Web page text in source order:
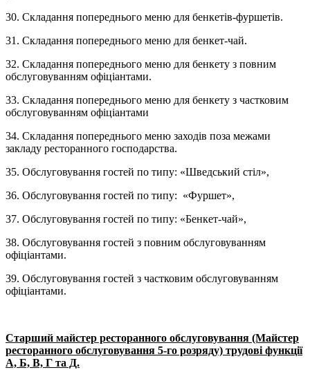
30. Складання попереднього меню для бенкетів-фуршетів.
31. Складання попереднього меню для бенкет-чай.
32. Складання попереднього меню для бенкету з повним
обслуговуванням офіціантами.
33. Складання попереднього меню для бенкету з частковим
обслуговуванням офіціантами
34. Складання попереднього меню заходів поза межами
закладу ресторанного господарства.
35. Обслуговування гостей по типу: «Шведський стіл»,
36. Обслуговування гостей по типу: «Фуршет»,
37. Обслуговування гостей по типу: «Бенкет-чай»,
38. Обслуговування гостей з повним обслуговуванням
офіціантами.
39. Обслуговування гостей з частковим обслуговуванням
офіціантами.
Старший майстер ресторанного обслуговування (Майстер
ресторанного обслуговування 5-го розряду) трудові функції
А, Б, В, Г та Д.